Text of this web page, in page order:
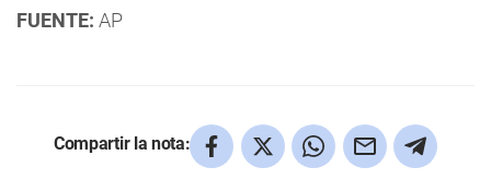
FUENTE: AP
Compartir la nota: